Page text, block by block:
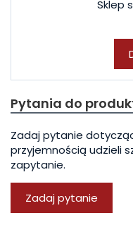
Sklep
Pytania do
Zadaj pytanie
przyjemnością udzieli
zapytanie.
Zadaj pytanie